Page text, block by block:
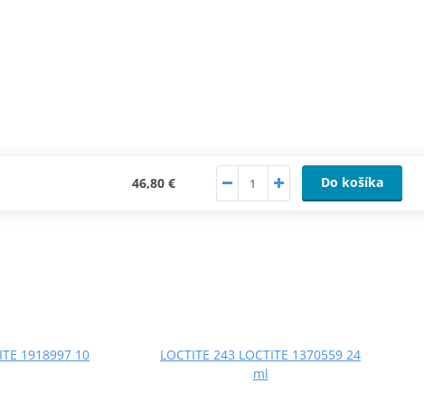
46,80 € Do košíka
1918997 10
LOCTITE 243 LOCTITE 1370559 24
ml